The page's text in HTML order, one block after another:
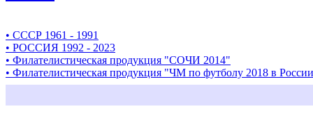
• СССР 1961 - 1991
• РОССИЯ 1992 - 2023
• Филателистическая продукция "СОЧИ 2014"
• Филателистическая продукция "ЧМ по футболу 2018 в